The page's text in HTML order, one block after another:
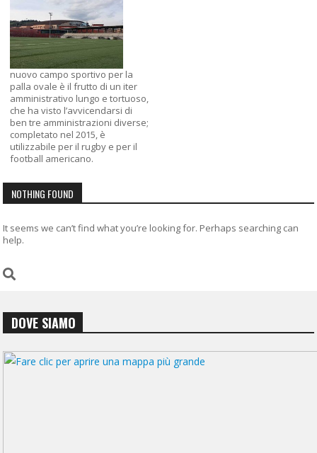
nuovo campo sportivo per la
palla ovale è il frutto di un iter
amministrativo lungo e tortuoso,
che ha visto l’avvicendarsi di
ben tre amministrazioni diverse;
completato nel 2015, è
utilizzabile per il rugby e per il
football americano.
NOTHING FOUND
It seems we can’t find what you’re looking for. Perhaps searching can
help.
DOVE SIAMO